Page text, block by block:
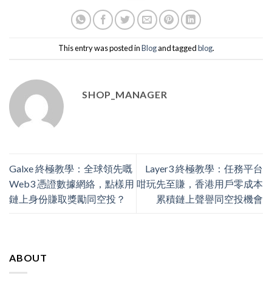
This entry was posted inBlogand taggedblog.
SHOP_MANAGER
Galxe 終極教學：全球領先嘅
Web3 憑證數據網絡，點樣用
鏈上身份賺取獎勵同空投？
Layer3 終極教學：任務平台
咁玩先至賺，香港用戶零成本
累積鏈上聲譽同空投機會
ABOUT